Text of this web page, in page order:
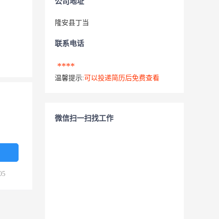
隆安县丁当
联系电话
****
温馨提示: 可以投递简历后免费查看
微信扫一扫找工作